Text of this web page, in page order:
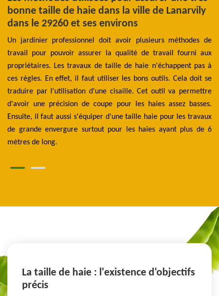
bonne taille de haie dans la ville de Lanarvily
dans le 29260 et ses environs
Un jardinier professionnel doit avoir plusieurs méthodes de
travail pour pouvoir assurer la qualité de travail fourni aux
propriétaires. Les travaux de taille de haie n'échappent pas à
ces règles. En effet, il faut utiliser les bons outils. Cela doit se
traduire par l'utilisation d'une cisaille. Cet outil va permettre
d'avoir une précision de coupe pour les haies assez basses.
Ensuite, il faut aussi s'équiper d'une taille haie pour les travaux
de grande envergure surtout pour les haies ayant plus de 6
mètres de long.
La taille de haie : l'existence d'objectifs
précis